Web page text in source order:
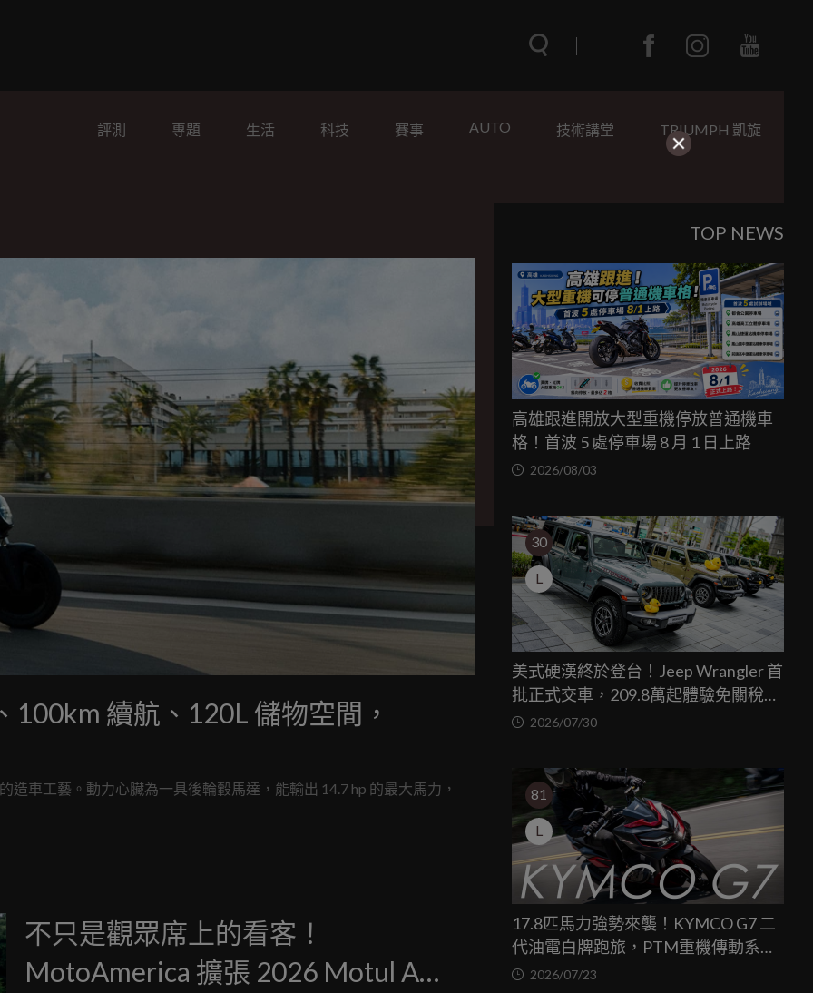
評測 專題 生活 科技 賽事 AUTO 技術講堂 TRIUMPH 凱旋
續航、120L 儲物空間，
車工藝。動力心臟為一具後輪轂馬達，能輸出 14.7 hp 的最大馬力，
不只是觀眾席上的看客！
MotoAmerica 擴張 2026 Motul ADV
TOP NEWS
高雄跟進開放大型重機停放普通機車
格！首波 5 處停車場 8 月 1 日上路
2026/08/03
30
L
美式硬漢終於登台！Jeep Wrangler 首
批正式交車，209.8萬起體驗免關稅越
野魅力
2026/07/30
81
L
17.8匹馬力強勢來襲！KYMCO G7 二
代油電白牌跑旅，PTM重機傳動系統
與8公斤減重的操控饗宴
2026/07/23